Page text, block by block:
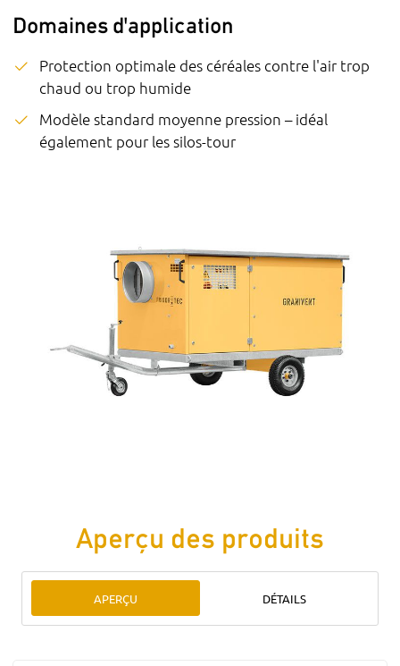
Domaines d'application
Protection optimale des céréales contre l'air trop
chaud ou trop humide
Modèle standard moyenne pression – idéal
également pour les silos-tour
Aperçu des produits
APERÇU DÉTAILS